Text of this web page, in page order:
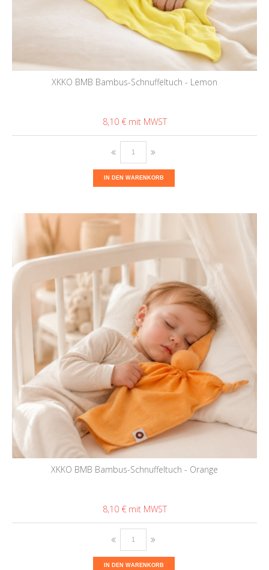
XKKO BMB Bambus-Schnuffeltuch - Lemon
8,10 €
IN DEN WARENKORB
XKKO BMB Bambus-Schnuffeltuch - Orange
8,10 €
IN DEN WARENKORB